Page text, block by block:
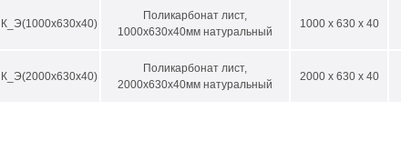
радиодеталей
Поликарбонат лист,
1000х630х40мм натуральный
1000 x 630 x 40
Поликарбонат лист,
2000х630х40мм натуральный
2000 x 630 x 40